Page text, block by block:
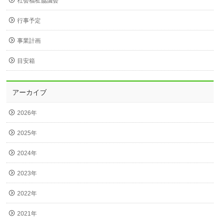
行事予定
事業計画
目安箱
アーカイブ
2026年
2025年
2024年
2023年
2022年
2021年